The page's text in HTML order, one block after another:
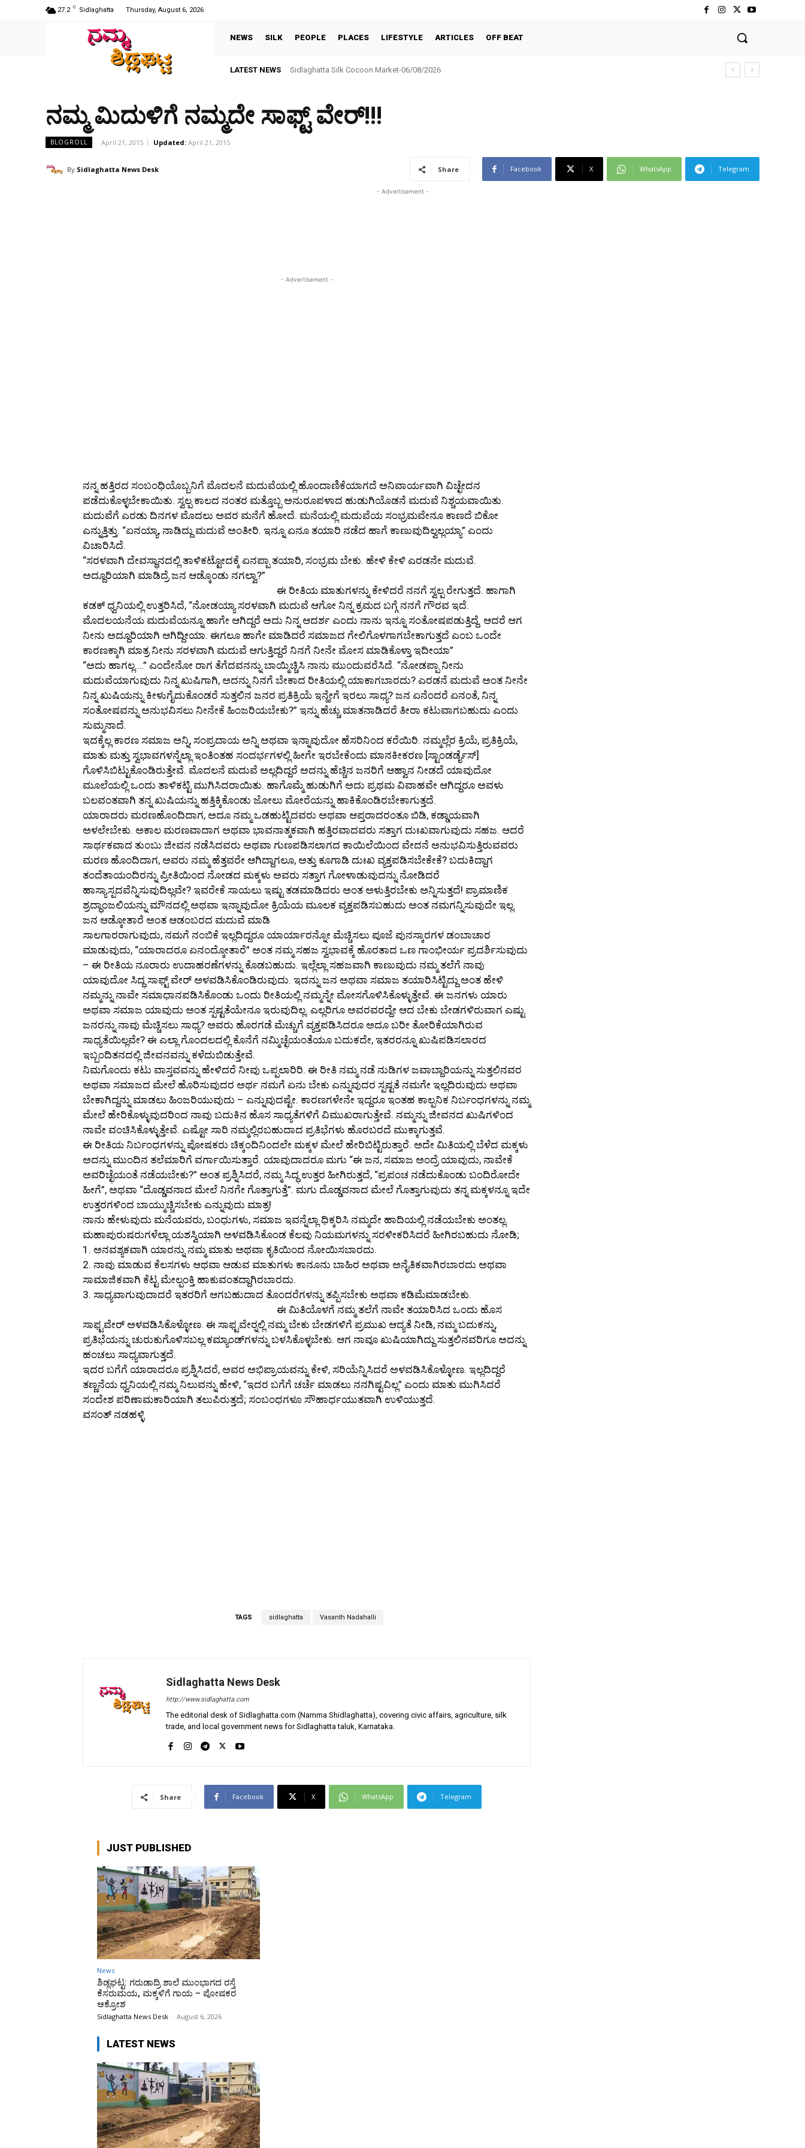
27.2 C Sidlaghatta Thursday, August 6, 2026
NEWS SILK PEOPLE PLACES LIFESTYLE ARTICLES OFF BEAT
LATEST NEWS Sidlaghatta Silk Cocoon Market-06/08/2026
ನಮ್ಮ ಮಿದುಳಿಗೆ ನಮ್ಮದೇ ಸಾಫ್ಟ್ ವೇರ್!!!
BLOGROLL April 21, 2015 Updated: April 21, 2015
By Sidlaghatta News Desk Share Facebook X WhatsApp Telegram
- Advertisement -
- Advertisement -
ನನ್ನ ಹತ್ತಿರದ ಸಂಬಂಧಿಯೊಬ್ಬನಿಗೆ ಮೊದಲನೆ ಮದುವೆಯಲ್ಲಿ ಹೊಂದಾಣಿಕೆಯಾಗದೆ ಅನಿವಾರ್ಯವಾಗಿ ವಿಚ್ಛೇದನ
ಪಡೆದುಕೊಳ್ಳಬೇಕಾಯಿತು. ಸ್ವಲ್ಪ ಕಾಲದ ನಂತರ ಮತ್ತೊಬ್ಬ ಅನುರೂಪಳಾದ ಹುಡುಗಿಯೊಡನೆ ಮದುವೆ ನಿಶ್ಚಯವಾಯಿತು.
ಮದುವೆಗೆ ಎರಡು ದಿನಗಳ ಮೊದಲು ಅವರ ಮನೆಗೆ ಹೋದೆ. ಮನೆಯಲ್ಲಿ ಮದುವೆಯ ಸಂಭ್ರಮವೇನೂ ಕಾಣದೆ ಬಿಕೋ
ಎನ್ನುತ್ತಿತ್ತು. “ಏನಯ್ಯಾ, ನಾಡಿದ್ದು ಮದುವೆ ಅಂತೀರಿ. ಇನ್ನೂ ಏನೂ ತಯಾರಿ ನಡೆದ ಹಾಗೆ ಕಾಣುವುದಿಲ್ವಲ್ಲಯ್ಯಾ” ಎಂದು
ವಿಚಾರಿಸಿದೆ.
“ಸರಳವಾಗಿ ದೇವಸ್ಥಾನದಲ್ಲಿ ತಾಳಿಕಟ್ಟೋದಕ್ಕೆ ಏನಪ್ಪಾ ತಯಾರಿ, ಸಂಭ್ರಮ ಬೇಕು. ಹೇಳಿ ಕೇಳಿ ಎರಡನೇ ಮದುವೆ.
ಅದ್ದೂರಿಯಾಗಿ ಮಾಡಿದ್ರೆ ಜನ ಆಡ್ಕೊಂಡು ನಗಲ್ವಾ?”
ಈ ರೀತಿಯ ಮಾತುಗಳನ್ನು ಕೇಳಿದರೆ ನನಗೆ ಸ್ವಲ್ಪ ರೇಗುತ್ತದೆ. ಹಾಗಾಗಿ
ಕಡಕ್ ಧ್ವನಿಯಲ್ಲಿ ಉತ್ತರಿಸಿದೆ, “ನೋಡಯ್ಯಾ ಸರಳವಾಗಿ ಮದುವೆ ಆಗೋ ನಿನ್ನ ಕ್ರಮದ ಬಗ್ಗೆ ನನಗೆ ಗೌರವ ಇದೆ.
ಮೊದಲಯನೆಯ ಮದುವೆಯನ್ನೂ ಹಾಗೇ ಆಗಿದ್ದರೆ ಅದು ನಿನ್ನ ಆದರ್ಶ ಎಂದು ನಾನು ಇನ್ನೂ ಸಂತೋಷಪಡುತ್ತಿದ್ದೆ. ಆದರೆ ಆಗ
ನೀನು ಅದ್ದೂರಿಯಾಗಿ ಆಗಿದ್ದೀಯಾ. ಈಗಲೂ ಹಾಗೇ ಮಾಡಿದರೆ ಸಮಾಜದ ಗೇಲಿಗೊಳಗಾಗಬೇಕಾಗುತ್ತದೆ ಎಂಬ ಒಂದೇ
ಕಾರಣಕ್ಕಾಗಿ ಮಾತ್ರ ನೀನು ಸರಳವಾಗಿ ಮದುವೆ ಆಗುತ್ತಿದ್ದರೆ ನಿನಗೆ ನೀನೇ ಮೋಸ ಮಾಡಿಕೊಳ್ತಾ ಇದೀಯಾ”
“ಅದು ಹಾಗಲ್ಲ….” ಎಂದೇನೋ ರಾಗ ತೆಗೆದವನನ್ನು ಬಾಯ್ಮಿಚ್ಚಿಸಿ ನಾನು ಮುಂದುವರೆಸಿದೆ. “ನೋಡಪ್ಪಾ ನೀನು
ಮದುವೆಯಾಗುವುದು ನಿನ್ನ ಖುಷಿಗಾಗಿ, ಅದನ್ನು ನಿನಗೆ ಬೇಕಾದ ರೀತಿಯಲ್ಲಿ ಯಾಕಾಗಬಾರದು? ಎರಡನೆ ಮದುವೆ ಅಂತ ನೀನೇ
ನಿನ್ನ ಖುಷಿಯನ್ನು ಕೀಳುಗೈದುಕೊಂಡರೆ ಸುತ್ತಲಿನ ಜನರ ಪ್ರತಿಕ್ರಿಯೆ ಇನ್ಹೇಗೆ ಇರಲು ಸಾಧ್ಯ? ಜನ ಏನೆಂದರೆ ಏನಂತೆ, ನಿನ್ನ
ಸಂತೋಷವನ್ನು ಅನುಭವಿಸಲು ನೀನೇಕೆ ಹಿಂಜರಿಯಬೇಕು?” ಇನ್ನು ಹೆಚ್ಚು ಮಾತನಾಡಿದರೆ ತೀರಾ ಕಟುವಾಗಬಹುದು ಎಂದು
ಸುಮ್ಮನಾದೆ.
ಇದಕ್ಕೆಲ್ಲ ಕಾರಣ ಸಮಾಜ ಅನ್ನಿ, ಸಂಪ್ರದಾಯ ಅನ್ನಿ ಅಥವಾ ಇನ್ನಾವುದೋ ಹೆಸರಿನಿಂದ ಕರೆಯಿರಿ. ನಮ್ಮಲ್ಲೆರ ಕ್ರಿಯೆ, ಪ್ರತಿಕ್ರಿಯೆ,
ಮಾತು ಮತ್ತು ಸ್ವಭಾವಗಳನ್ನೆಲ್ಲಾ ಇಂತಿಂತಹ ಸಂದರ್ಭಗಳಲ್ಲಿ ಹೀಗೇ ಇರಬೇಕೆಂದು ಮಾನಕೀಕರಣ [ಸ್ಟಾಂಡರ್ಡೈಸ್]
ಗೊಳಿಸಿಬಿಟ್ಟುಕೊಂಡಿರುತ್ತೇವೆ. ಮೊದಲನೆ ಮದುವೆ ಅಲ್ಲದಿದ್ದರೆ ಅದನ್ನು ಹೆಚ್ಚಿನ ಜನರಿಗೆ ಆಹ್ವಾನ ನೀಡದೆ ಯಾವುದೋ
ಮೂಲೆಯಲ್ಲಿ ಒಂದು ತಾಳಿಕಟ್ಟಿ ಮುಗಿಸಿದರಾಯಿತು. ಹಾಗೊಮ್ಮೆ ಹುಡುಗಿಗೆ ಅದು ಪ್ರಥಮ ವಿವಾಹವೇ ಆಗಿದ್ದರೂ ಅವಳು
ಬಲವಂತವಾಗಿ ತನ್ನ ಖುಷಿಯನ್ನು ಹತ್ತಿಕ್ಕಿಕೊಂಡು ಜೋಲು ಮೋರೆಯನ್ನು ಹಾಕಿಕೊಂಡಿರಬೇಕಾಗುತ್ತದೆ.
ಯಾರಾದರು ಮರಣಹೊಂದಿದಾಗ, ಅದೂ ನಮ್ಮ ಒಡಹುಟ್ಟಿದವರು ಅಥವಾ ಆಪ್ತರಾದರಂತೂ ಬಿಡಿ, ಕಡ್ಡಾಯವಾಗಿ
ಅಳಲೇಬೇಕು. ಅಕಾಲ ಮರಣವಾದಾಗ ಅಥವಾ ಭಾವನಾತ್ಮಕವಾಗಿ ಹತ್ತಿರವಾದವರು ಸತ್ತಾಗ ದುಃಖವಾಗುವುದು ಸಹಜ. ಆದರೆ
ಸಾರ್ಥಕವಾದ ತುಂಬು ಜೀವನ ನಡೆಸಿದವರು ಅಥವಾ ಗುಣಪಡಿಸಲಾಗದ ಕಾಯಿಲೆಯಿಂದ ವೇದನೆ ಅನುಭವಿಸುತ್ತಿರುವವರು
ಮರಣ ಹೊಂದಿದಾಗ, ಅವರು ನಮ್ಮ ಹೆತ್ತವರೇ ಆಗಿದ್ದಾಗಲೂ, ಅತ್ತು ಕೂಗಾಡಿ ದುಃಖ ವ್ಯಕ್ತಪಡಿಸಬೇಕೇಕೆ? ಬದುಕಿದ್ದಾಗ
ತಂದೆತಾಯಂದಿರನ್ನು ಪ್ರೀತಿಯಿಂದ ನೋಡದ ಮಕ್ಕಳು ಅವರು ಸತ್ತಾಗ ಗೋಳಾಡುವುದನ್ನು ನೋಡಿದರೆ
ಹಾಸ್ಯಾಸ್ಪದವೆನ್ನಿಸುವುದಿಲ್ಲವೇ? ಇವರೇಕೆ ಸಾಯಲು ಇಷ್ಟು ತಡಮಾಡಿದರು ಅಂತ ಅಳುತ್ತಿರಬೇಕು ಅನ್ನಿಸುತ್ತದೆ! ಪ್ರಾಮಾಣಿಕ
ಶ್ರದ್ಧಾಂಜಲಿಯನ್ನು ಮೌನದಲ್ಲಿ ಅಥವಾ ಇನ್ನಾವುದೋ ಕ್ರಿಯೆಯ ಮೂಲಕ ವ್ಯಕ್ತಪಡಿಸಬಹುದು ಅಂತ ನಮಗನ್ನಿಸುವುದೇ ಇಲ್ಲ.
ಜನ ಆಡ್ಕೋತಾರೆ ಅಂತ ಆಡಂಬರದ ಮದುವೆ ಮಾಡಿ
ಸಾಲಗಾರರಾಗುವುದು, ನಮಗೆ ನಂಬಿಕೆ ಇಲ್ಲದಿದ್ದರೂ ಯಾರ್ಯಾರನ್ನೋ ಮೆಚ್ಚಿಸಲು ಪೂಜೆ ಪುನಸ್ಕಾರಗಳ ಡಂಬಾಚಾರ
ಮಾಡುವುದು, “ಯಾರಾದರೂ ಏನಂದ್ಕೋತಾರೆ” ಅಂತ ನಮ್ಮ ಸಹಜ ಸ್ವಭಾವಕ್ಕೆ ಹೊರತಾದ ಒಣ ಗಾಂಭೀರ್ಯ ಪ್ರದರ್ಶಿಸುವುದು
– ಈ ರೀತಿಯ ನೂರಾರು ಉದಾಹರಣೆಗಳನ್ನು ಕೊಡಬಹುದು. ಇಲ್ಲೆಲ್ಲಾ ಸಹಜವಾಗಿ ಕಾಣುವುದು ನಮ್ಮ ತಲೆಗೆ ನಾವು
ಯಾವುದೋ ಸಿದ್ಧ ಸಾಫ್ಟ್ ವೇರ್ ಅಳವಡಿಸಿಕೊಂಡಿರುವುದು. ಇದನ್ನು ಜನ ಅಥವಾ ಸಮಾಜ ತಯಾರಿಸಿಟ್ಟಿದ್ದು ಅಂತ ಹೇಳಿ
ನಮ್ಮನ್ನು ನಾವೇ ಸಮಾಧಾನಪಡಿಸಿಕೊಂಡು ಒಂದು ರೀತಿಯಲ್ಲಿ ನಮ್ಮನ್ನೇ ಮೋಸಗೊಳಿಸಿಕೊಳ್ಳುತ್ತೇವೆ. ಈ ಜನಗಳು ಯಾರು
ಅಥವಾ ಸಮಾಜ ಯಾವುದು ಅಂತ ಸ್ಪಷ್ಟತೆಯೇನೂ ಇರುವುದಿಲ್ಲ. ಎಲ್ಲರಿಗೂ ಅವರವರದ್ದೇ ಆದ ಬೇಕು ಬೇಡಗಳಿರುವಾಗ ಎಷ್ಟು
ಜನರನ್ನು ನಾವು ಮೆಚ್ಚಿಸಲು ಸಾಧ್ಯ? ಅವರು ಹೊರಗಡೆ ಮೆಚ್ಚುಗೆ ವ್ಯಕ್ತಪಡಿಸಿದರೂ ಅದೂ ಬರೀ ತೋರಿಕೆಯಾಗಿರುವ
ಸಾಧ್ಯತೆಯಿಲ್ಲವೇ? ಈ ಎಲ್ಲಾ ಗೊಂದಲದಲ್ಲಿ ಕೊನೆಗೆ ನಮ್ಮಿಚ್ಛೆಯಂತೆಯೂ ಬದುಕದೇ, ಇತರರನ್ನೂ ಖುಷಿಪಡಿಸಲಾರದ
ಇಬ್ಬಂದಿತನದಲ್ಲಿ ಜೀವನವನ್ನು ಕಳೆದುಬಿಡುತ್ತೇವೆ.
ನಿಮಗೊಂದು ಕಟು ವಾಸ್ತವವನ್ನು ಹೇಳಿದರೆ ನೀವು ಒಪ್ಪಲಾರಿರಿ. ಈ ರೀತಿ ನಮ್ಮ ನಡೆ ನುಡಿಗಳ ಜವಾಬ್ದಾರಿಯನ್ನು ಸುತ್ತಲಿನವರ
ಅಥವಾ ಸಮಾಜದ ಮೇಲೆ ಹೊರಿಸುವುದರ ಅರ್ಥ ನಮಗೆ ಏನು ಬೇಕು ಎನ್ನುವುದರ ಸ್ಪಷ್ಟತೆ ನಮಗೇ ಇಲ್ಲದಿರುವುದು ಅಥವಾ
ಬೇಕಾಗಿದ್ದನ್ನು ಮಾಡಲು ಹಿಂಜರಿಯುವುದು – ಎನ್ನುವುದಷ್ಟೇ. ಕಾರಣಗಳೇನೇ ಇದ್ದರೂ ಇಂತಹ ಕಾಲ್ಪನಿಕ ನಿರ್ಬಂಧಗಳನ್ನು ನಮ್ಮ
ಮೇಲೆ ಹೇರಿಕೊಳ್ಳುವುದರಿಂದ ನಾವು ಬದುಕಿನ ಹೊಸ ಸಾಧ್ಯತೆಗಳಿಗೆ ವಿಮುಖರಾಗುತ್ತೇವೆ. ನಮ್ಮನ್ನು ಜೀವನದ ಖುಷಿಗಳಿಂದ
ನಾವೇ ವಂಚಿಸಿಕೊಳ್ಳುತ್ತೇವೆ. ಎಷ್ಟೋ ಸಾರಿ ನಮ್ಮಲ್ಲಿರಬಹುದಾದ ಪ್ರತಿಭೆಗಳು ಹೊರಬರದೆ ಮುಕ್ಕಾಗುತ್ತವೆ.
ಈ ರೀತಿಯ ನಿರ್ಬಂಧಗಳನ್ನು ಪೋಷಕರು ಚಿಕ್ಕಂದಿನಿಂದಲೇ ಮಕ್ಕಳ ಮೇಲೆ ಹೇರಿಬಿಟ್ಟಿರುತ್ತಾರೆ. ಅದೇ ಮಿತಿಯಲ್ಲಿ ಬೆಳೆದ ಮಕ್ಕಳು
ಅದನ್ನು ಮುಂದಿನ ತಲೆಮಾರಿಗೆ ವರ್ಗಾಯಿಸುತ್ತಾರೆ. ಯಾವುದಾದರೂ ಮಗು “ಈ ಜನ, ಸಮಾಜ ಅಂದ್ರೆ ಯಾವುದು, ನಾವೇಕೆ
ಅವರಿಚ್ಛೆಯಂತೆ ನಡೆಯಬೇಕು?” ಅಂತ ಪ್ರಶ್ನಿಸಿದರೆ, ನಮ್ಮ ಸಿದ್ಧ ಉತ್ತರ ಹೀಗಿರುತ್ತದೆ, “ಪ್ರಪಂಚ ನಡೆದುಕೊಂಡು ಬಂದಿರೋದೇ
ಹೀಗೆ”, ಅಥವಾ “ದೊಡ್ಡವನಾದ ಮೇಲೆ ನಿನಗೇ ಗೊತ್ತಾಗುತ್ತೆ”. ಮಗು ದೊಡ್ಡವನಾದ ಮೇಲೆ ಗೊತ್ತಾಗುವುದು ತನ್ನ ಮಕ್ಕಳನ್ನೂ ಇದೇ
ಉತ್ತರಗಳಿಂದ ಬಾಯ್ಮುಚ್ಚಿಸಬೇಕು ಎನ್ನುವುದು ಮಾತ್ರ!
ನಾನು ಹೇಳುವುದು ಮನೆಯವರು, ಬಂಧುಗಳು, ಸಮಾಜ ಇವನ್ನೆಲ್ಲಾ ಧಿಕ್ಕರಿಸಿ ನಮ್ಮದೇ ಹಾದಿಯಲ್ಲಿ ನಡೆಯಬೇಕು ಅಂತಲ್ಲ.
ಮಹಾಪುರುಷರುಗಳೆಲ್ಲಾ ಯಶಸ್ವಿಯಾಗಿ ಅಳವಡಿಸಿಕೊಂಡ ಕೆಲವು ನಿಯಮಗಳನ್ನು ಸರಳೀಕರಿಸಿದರೆ ಹೀಗಿರಬಹುದು ನೋಡಿ;
1. ಅನವಶ್ಯಕವಾಗಿ ಯಾರನ್ನು ನಮ್ಮ ಮಾತು ಅಥವಾ ಕೃತಿಯಿಂದ ನೋಯಿಸಬಾರದು.
2. ನಾವು ಮಾಡುವ ಕೆಲಸಗಳು ಆಥವಾ ಆಡುವ ಮಾತುಗಳು ಕಾನೂನು ಬಾಹಿರ ಅಥವಾ ಅನೈತಿಕವಾಗಿರಬಾರದು ಅಥವಾ
ಸಾಮಾಜಿಕವಾಗಿ ಕೆಟ್ಟ ಮೇಲ್ಪಂಕ್ತಿ ಹಾಕುವಂತದ್ದಾಗಿರಬಾರದು.
3. ಸಾಧ್ಯವಾಗುವುದಾದರೆ ಇತರರಿಗೆ ಆಗಬಹುದಾದ ತೊಂದರೆಗಳನ್ನು ತಪ್ಪಿಸಬೇಕು ಅಥವಾ ಕಡಿಮೆಮಾಡಬೇಕು.
ಈ ಮಿತಿಯೊಳಗೆ ನಮ್ಮ ತಲೆಗೆ ನಾವೇ ತಯಾರಿಸಿದ ಒಂದು ಹೊಸ
ಸಾಫ್ಟವೇರ್ ಅಳವಡಿಸಿಕೊಳ್ಳೋಣ. ಈ ಸಾಫ್ಟವೇರ್‍ನಲ್ಲಿ ನಮ್ಮ ಬೇಕು ಬೇಡಗಳಿಗೆ ಪ್ರಮುಖ ಆದ್ಯತೆ ನೀಡಿ, ನಮ್ಮ ಬದುಕನ್ನು,
ಪ್ರತಿಭೆಯನ್ನು ಚುರುಕುಗೊಳಿಸಬಲ್ಲ ಕಮ್ಯಾಂಡ್‍ಗಳನ್ನು ಬಳಸಿಕೊಳ್ಳಬೇಕು. ಆಗ ನಾವೂ ಖುಷಿಯಾಗಿದ್ದು ಸುತ್ತಲಿನವರಿಗೂ ಅದನ್ನು
ಹಂಚಲು ಸಾಧ್ಯವಾಗುತ್ತದೆ.
ಇದರ ಬಗೆಗೆ ಯಾರಾದರೂ ಪ್ರಶ್ನಿಸಿದರೆ, ಅವರ ಅಭಿಪ್ರಾಯವನ್ನು ಕೇಳಿ, ಸರಿಯೆನ್ನಿಸಿದರೆ ಅಳವಡಿಸಿಕೊಳ್ಳೋಣ. ಇಲ್ಲದಿದ್ದರೆ
ತಣ್ಣನೆಯ ಧ್ವನಿಯಲ್ಲಿ ನಮ್ಮ ನಿಲುವನ್ನು ಹೇಳಿ, “ಇದರ ಬಗೆಗೆ ಚರ್ಚೆ ಮಾಡಲು ನನಗಿಷ್ಟವಿಲ್ಲ” ಎಂದು ಮಾತು ಮುಗಿಸಿದರೆ
ಸಂದೇಶ ಪರಿಣಾಮಕಾರಿಯಾಗಿ ತಲುಪಿರುತ್ತದೆ; ಸಂಬಂಧಗಳೂ ಸೌಹಾರ್ಧಯುತವಾಗಿ ಉಳಿಯುತ್ತದೆ.
ವಸಂತ್ ನಡಹಳ್ಳಿ
TAGS sidlaghatta Vasanth Nadahalli
Sidlaghatta News Desk
http://www.sidlaghatta.com
The editorial desk of Sidlaghatta.com (Namma Shidlaghatta), covering civic affairs, agriculture, silk
trade, and local government news for Sidlaghatta taluk, Karnataka.
Share Facebook X WhatsApp Telegram
JUST PUBLISHED
News
ಶಿಡ್ಲಘಟ್ಟ: ಗರುಡಾದ್ರಿ ಶಾಲೆ ಮುಂಭಾಗದ ರಸ್ತೆ
ಕೆಸರುಮಯ, ಮಕ್ಕಳಿಗೆ ಗಾಯ – ಪೋಷಕರ
ಆಕ್ರೋಶ
Sidlaghatta News Desk - August 6, 2026
LATEST NEWS